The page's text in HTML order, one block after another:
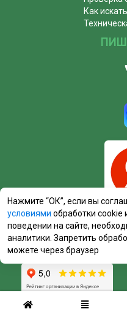
Как искать
Нажмите “ОК”, если вы
условиями обработки cookie
поведении на сайте,
аналитики. Запретить
можете через браузер